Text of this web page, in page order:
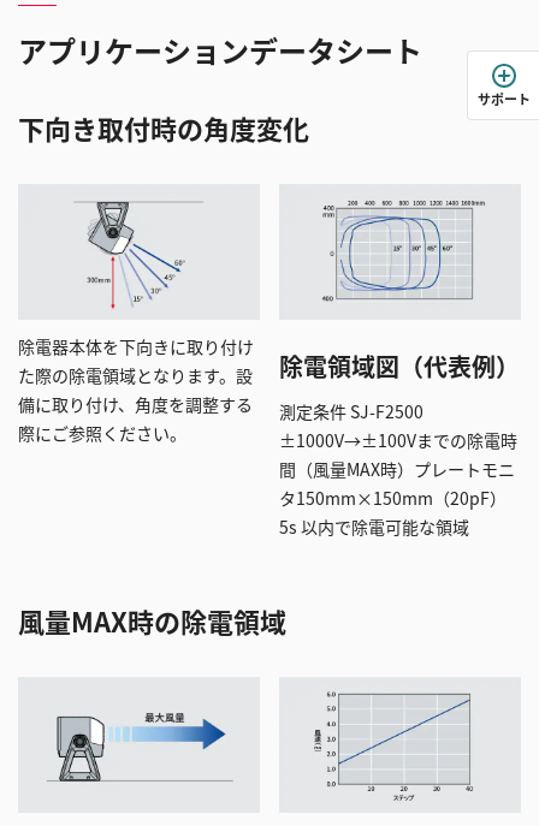
アプリケーションデータシート
下向き取付時の角度変化
除電器本体を下向きに取り付け
た際の除電領域となります。設
備に取り付け、角度を調整する
際にご参照ください。
除電領域図（代表例）
測定条件 SJ-F2500
±1000V→±100Vまでの除電時
間（風量MAX時）プレートモニ
タ150mm×150mm（20pF）
5s 以内で除電可能な領域
風量MAX時の除電領域
サポート